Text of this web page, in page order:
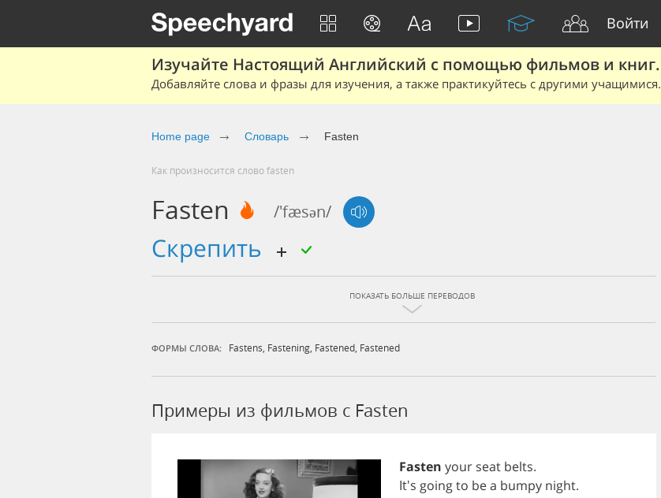
Войти
Изучайте Настоящий Английский с помощью фильмов и книг.
Добавляйте слова и фразы для изучения, а также практикуйтесь с другими учащимися.
Home page Словарь Fasten
Как произносится слово fasten
Fasten /'fæsən/
скрепить
ПОКАЗАТЬ БОЛЬШЕ ПЕРЕВОДОВ
ФОРМЫ СЛОВА: Fastens Fastening Fastened Fastened
Примеры из фильмов c Fasten
Fasten your seat belts.
It's goingto bea bumpy night.